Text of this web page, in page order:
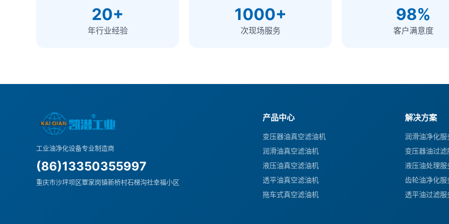
20+
年行业经验
1000+
次现场服务
98%
客户满意度
工业油净化设备专业制造商
(86)13350355997
重庆市沙坪坝区覃家岗镇新桥村石梯沟社幸福小区
产品中心
变压器油真空滤油机
润滑油真空滤油机
液压油真空滤油机
透平油真空滤油机
拖车式真空滤油机
解决方案
润滑油净化服
变压器油过滤
液压油处理服
齿轮油净化服
透平油过滤服